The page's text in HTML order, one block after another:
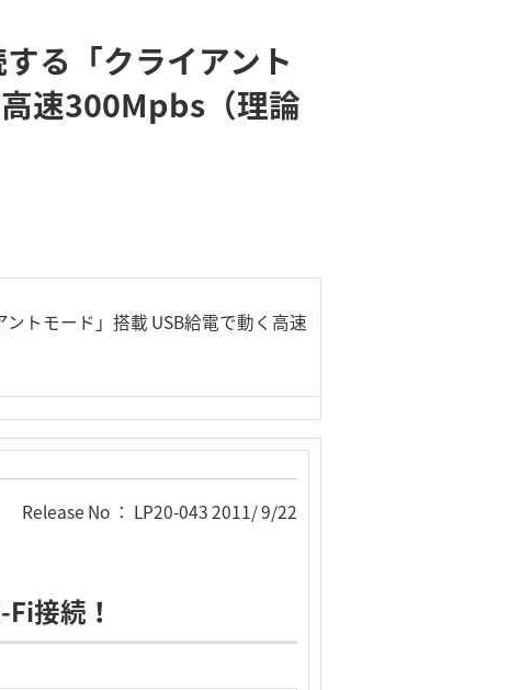
る「クライアント
速300Mpbs（理論
トモード」搭載 USB給電で動く高速
Release No ： LP20-043 2011/ 9/22
接続！